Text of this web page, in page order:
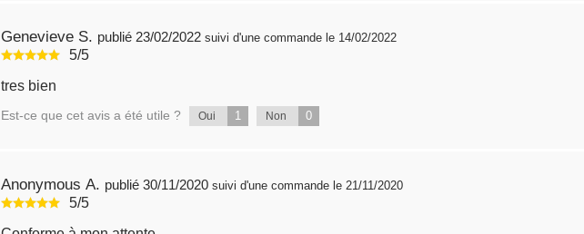
Genevieve S. publié 23/02/2022suivi d'une commande le 14/02/2022
5/5
tres bien
Est-ce que cet avis a été utile ? Oui 1 Non 0
Anonymous A. publié 30/11/2020suivi d'une commande le 21/11/2020
5/5